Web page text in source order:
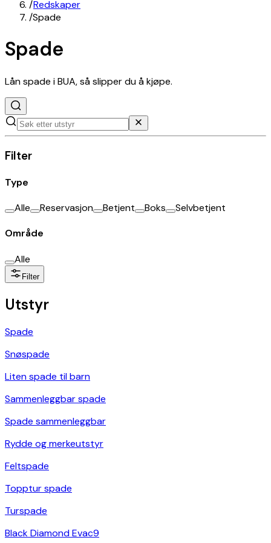
/Redskaper
/Spade
Spade
Lån spade i BUA, så slipper du å kjøpe.
Filter
Type
Alle Reservasjon Betjent Boks Selvbetjent
Område
Alle
Filter
Utstyr
Spade
Snøspade
Liten spade til barn
Sammenleggbar spade
Spade sammenleggbar
Rydde og merkeutstyr
Feltspade
Topptur spade
Turspade
Black Diamond Evac9